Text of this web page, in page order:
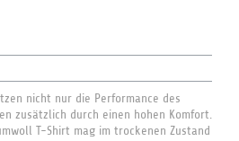
nicht nur die Performance des
zusätzlich durch einen hohen Komfort.
T-Shirt mag im trockenen Zustand